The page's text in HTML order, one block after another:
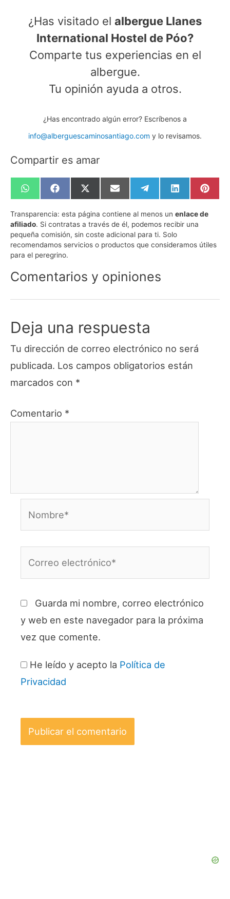
¿Has visitado el albergue Llanes
International Hostel de Póo?
Comparte tus experiencias en el
albergue.
Tu opinión ayuda a otros.
¿Has encontrado algún error? Escríbenos a
info@alberguescaminosantiago.com y lo revisamos.
Compartir es amar
Compartir
en
WhatsApp
Compartir
en
Facebook
Compartir
en
X
(Twitter)
Compartir
en
Email
Compartir
en
Telegram
Compartir
en
LinkedIn
en
Transparencia: esta página contiene al menos un enlace de
afiliado. Si contratas a través de él, podemos recibir una
pequeña comisión, sin coste adicional para ti. Solo
recomendamos servicios o productos que consideramos útiles
para el peregrino.
Comentarios y opiniones
Deja una respuesta
Tu dirección de correo electrónico no será
publicada. Los campos obligatorios están
marcados con *
Comentario *
Guarda mi nombre, correo electrónico
y web en este navegador para la próxima
vez que comente.
He leído y acepto la Política de
Privacidad